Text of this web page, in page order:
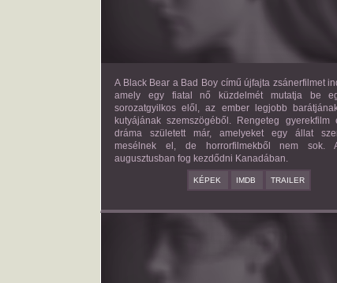
A Black Bear a Bad Boy című újfajta zsánerfilmet
amely egy fiatal nő küzdelmét mutatja be
sorozatgyilkos elől, az ember legjobb
kutyájának szemszögéből. Rengeteg gyerekfilm
dráma született már, amelyeket egy állat
mesélnek el, de horrorfilmekből nem sok.
augusztusban fog kezdődni Kanadában.
KÉPEK IMDB TRAILER
FAKE WEDDING